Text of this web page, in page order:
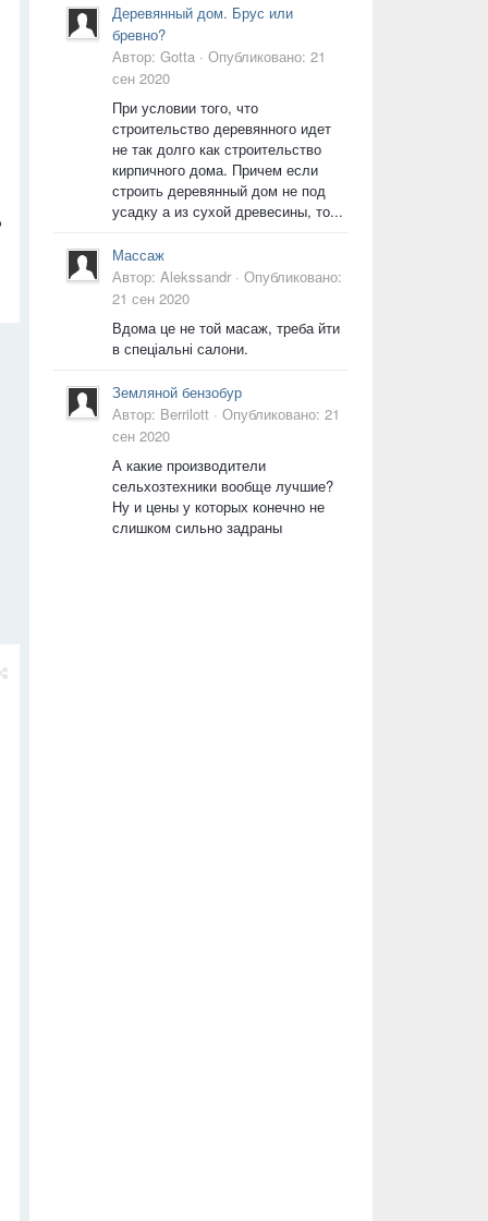
Деревянный дом. Брус или
бревно?
Автор: Gotta · Опубликовано: 21
сен 2020
При условии того, что
строительство деревянного идет
не так долго как строительство
кирпичного дома. Причем если
строить деревянный дом не под
усадку а из сухой древесины, то...
Массаж
Автор: Alekssandr · Опубликовано:
21 сен 2020
Вдома це не той масаж, треба йти
в спеціальні салони.
Земляной бензобур
Автор: Berrilott · Опубликовано: 21
сен 2020
А какие производители
сельхозтехники вообще лучшие?
Ну и цены у которых конечно не
слишком сильно задраны